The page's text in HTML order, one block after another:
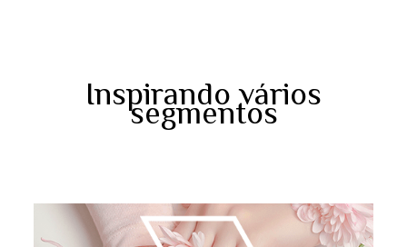
Inspirando vários
segmentos